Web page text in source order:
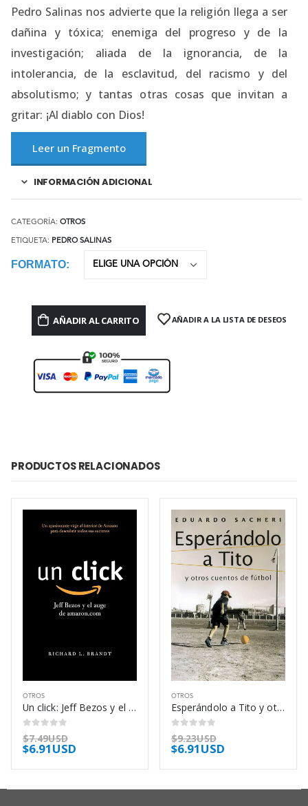
Pedro Salinas nos advierte que la religión llega a ser
dañina y tóxica; enemiga del progreso y de la
investigación; aliada de la ignorancia, de la
intolerancia, de la esclavitud, del racismo y del
absolutismo; y tantas otras cosas que invitan a
gritar: ¡Al diablo con Dios!
Leer un Fragmento
INFORMACIÓN ADICIONAL
CATEGORÍA: OTROS
ETIQUETA: PEDRO SALINAS
FORMATO
AÑADIR AL CARRITO AÑADIR A LA LISTA DE DESEOS
PRODUCTOS RELACIONADOS
OTROS
Un click: Jeff Bezos y el auge de amazon.com – Richard L. Brandt
0out of 5
$7.49USD
$6.91USD
OTROS
Esperándolo a Tito y otros cuentos de fútbol – Eduardo Sacheri
0out of 5
$9.23USD
$6.91USD